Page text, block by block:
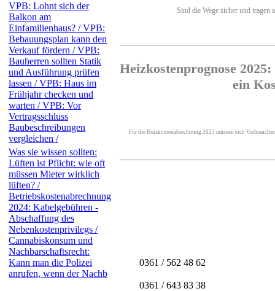
VPB: Lohnt sich der
Balkon am
Einfamilienhaus? / VPB:
Bebauungsplan kann den
Verkauf fördern / VPB:
Bauherren sollten Statik
und Ausführung prüfen
lassen / VPB: Haus im
Frühjahr checken und
warten / VPB: Vor
Vertragsschluss
Baubeschreibungen
vergleichen /
Was sie wissen sollten:
Lüften ist Pflicht: wie oft
müssen Mieter wirklich
lüften? /
Betriebskostenabrechnung
2024: Kabelgebühren -
Abschaffung des
Nebenkostenprivilegs /
Cannabiskonsum und
Nachbarschaftsrecht:
Kann man die Polizei
anrufen, wenn der Nachb
Sind die Wege sicher und tragen
Heizkostenprognose
ein
Für die Heizkostenabrechnung 2025 müssen sich
0361 / 562 48 62
0361 / 643 83 38